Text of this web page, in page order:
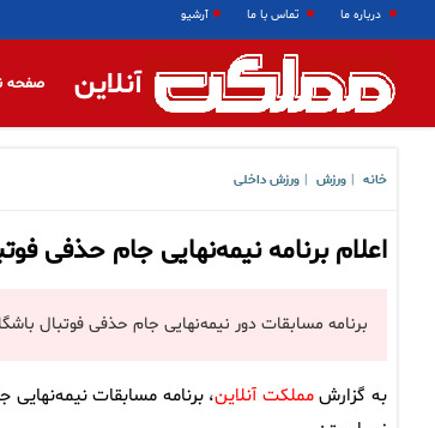
درباره ما تماس با ما آرشیو
آنلاین صفحه
خانه ورزش ورزش داخلی
اعلام برنامه نیمه‌نهایی جام حذفی فوتبال
برنامه مسابقات دور نیمه‌نهایی جام حذفی فوتبال باشگاه‌های ایران
به گزارشمملکت آنلاین، برنامه مسابقات